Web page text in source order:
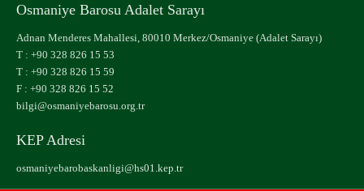
Osmaniye Barosu Adalet Sarayı
Adnan Menderes Mahallesi, 80010 Merkez/Osmaniye (Adalet Sarayı)
T : +90 328 826 15 53
T : +90 328 826 15 59
F : +90 328 826 15 52
bilgi@osmaniyebarosu.org.tr
KEP Adresi
osmaniyebarobaskanligi@hs01.kep.tr